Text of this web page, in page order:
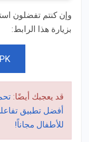
بزيارة هذا الرابط:
قد يعجبك أيضًا:
أفضل تطبيق
للأطفال مجاناً!